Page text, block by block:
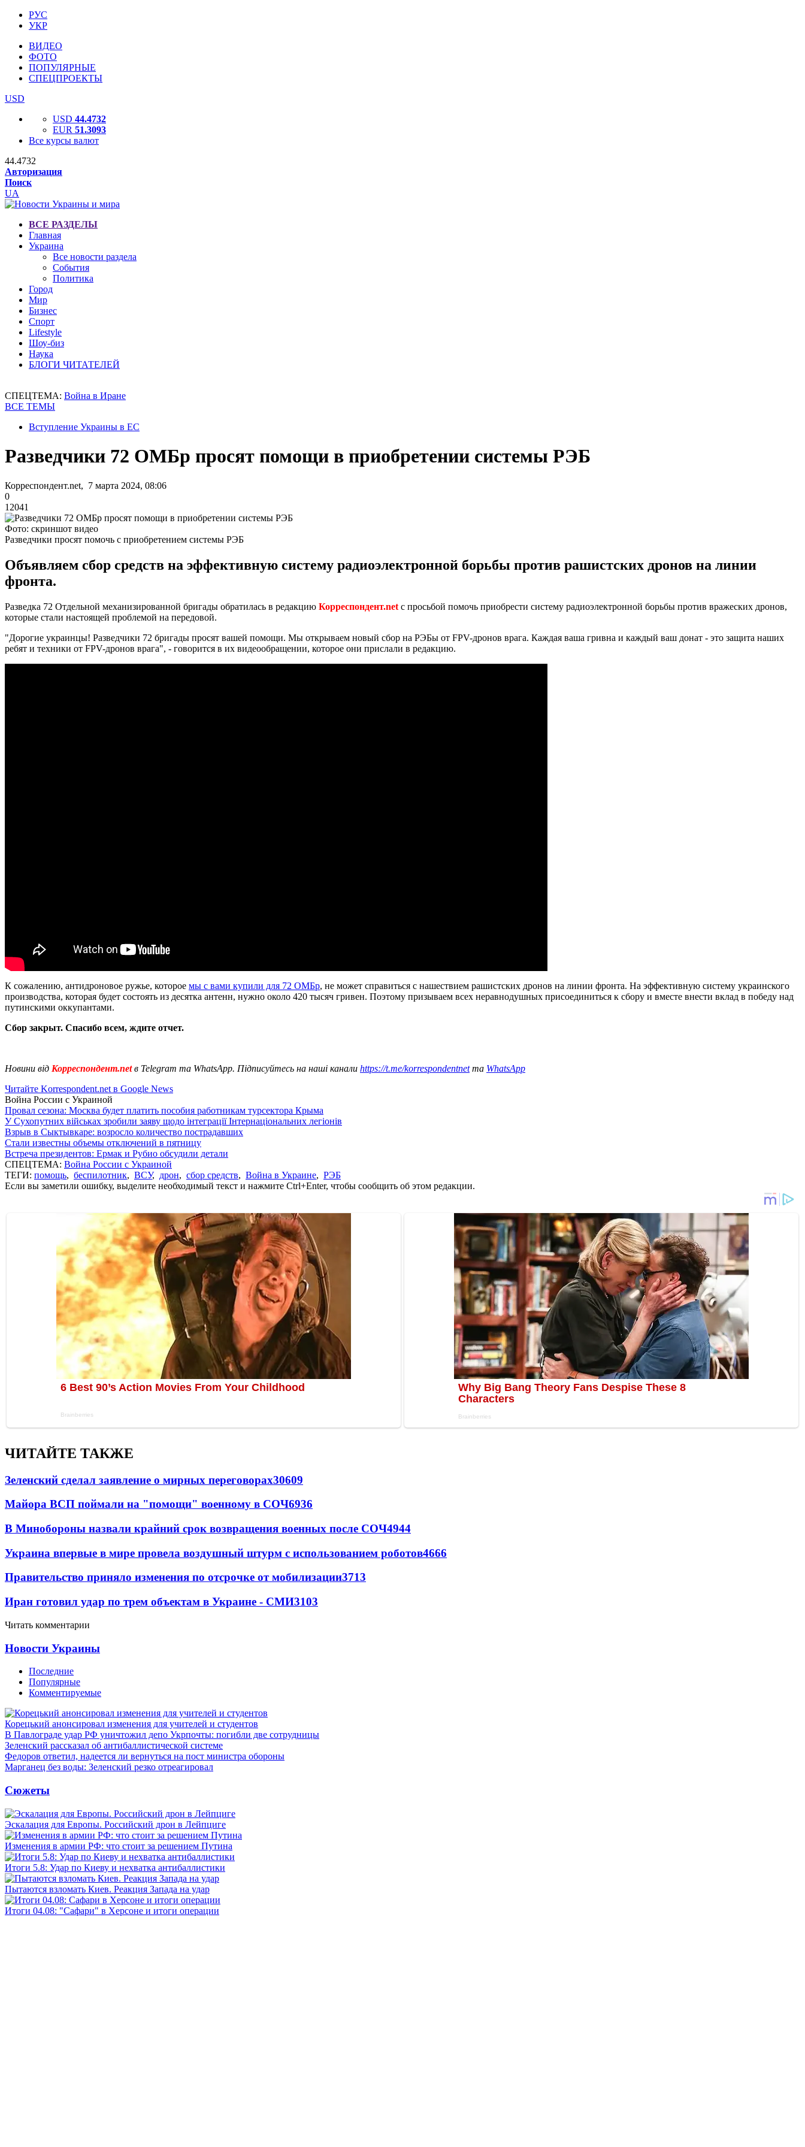
РУС
УКР
ВИДЕО
ФОТО
ПОПУЛЯРНЫЕ
СПЕЦПРОЕКТЫ
USD
USD 44.4732
EUR 51.3093
Все курсы валют
44.4732
Авторизация
Поиск
UA
ВСЕ РАЗДЕЛЫ
Главная
Украина
Все новости раздела
События
Политика
Город
Мир
Бизнес
Спорт
Lifestyle
Шоу-биз
Наука
БЛОГИ ЧИТАТЕЛЕЙ
СПЕЦТЕМА: Война в Иране
ВСЕ ТЕМЫ
Вступление Украины в ЕС
Разведчики 72 ОМБр просят помощи в приобретении системы РЭБ
Корреспондент.net, 7 марта 2024, 08:06
0
12041
Фото: скриншот видео
Разведчики просят помочь с приобретением системы РЭБ
Объявляем сбор средств на эффективную систему радиоэлектронной борьбы против рашистских дронов на линии
фронта.
Разведка 72 Отдельной механизированной бригады обратилась в редакцию Корреспондент.net с просьбой помочь приобрести систему радиоэлектронной борьбы против вражеских дронов,
которые стали настоящей проблемой на передовой.
"Дорогие украинцы! Разведчики 72 бригады просят вашей помощи. Мы открываем новый сбор на РЭБы от FPV-дронов врага. Каждая ваша гривна и каждый ваш донат - это защита наших
ребят и техники от FPV-дронов врага", - говорится в их видеообращении, которое они прислали в редакцию.
К сожалению, антидроновое ружье, которое мы с вами купили для 72 ОМБр, не может справиться с нашествием рашистских дронов на линии фронта. На эффективную систему украинского
производства, которая будет состоять из десятка антенн, нужно около 420 тысяч гривен. Поэтому призываем всех неравнодушных присоединиться к сбору и вместе внести вклад в победу над
путинскими оккупантами.
Сбор закрыт. Спасибо всем, ждите отчет.
Новини від Корреспондент.netв Telegram та WhatsApp. Підписуйтесь на наші канали https://t.me/korrespondentnetта WhatsApp
Читайте Korrespondent.net в Google News
Война России с Украиной
Провал сезона: Москва будет платить пособия работникам турсектора Крыма
У Сухопутних військах зробили заяву щодо інтеграції Інтернаціональних легіонів
Взрыв в Сыктывкаре: возросло количество пострадавших
Стали известны объемы отключений в пятницу
Встреча президентов: Ермак и Рубио обсудили детали
СПЕЦТЕМА: Война России с Украиной
ТЕГИ: помощь, беспилотник, ВСУ, дрон, сбор средств, Война в Украине, РЭБ
Если вы заметили ошибку, выделите необходимый текст и нажмите Ctrl+Enter, чтобы сообщить об этом редакции.
ЧИТАЙТЕ ТАКЖЕ
Зеленский сделал заявление о мирных переговорах30609
Майора ВСП поймали на "помощи" военному в СОЧ6936
В Минобороны назвали крайний срок возвращения военных после СОЧ4944
Украина впервые в мире провела воздушный штурм с использованием роботов4666
Правительство приняло изменения по отсрочке от мобилизации3713
Иран готовил удар по трем объектам в Украине - СМИ3103
Читать комментарии
Новости Украины
Последние
Популярные
Комментируемые
Корецький анонсировал изменения для учителей и студентов
В Павлограде удар РФ уничтожил депо Укрпочты: погибли две сотрудницы
Зеленский рассказал об антибаллистической системе
Федоров ответил, надеется ли вернуться на пост министра обороны
Марганец без воды: Зеленский резко отреагировал
Сюжеты
Эскалация для Европы. Российский дрон в Лейпциге
Изменения в армии РФ: что стоит за решением Путина
Итоги 5.8: Удар по Киеву и нехватка антибаллистики
Пытаются взломать Киев. Реакция Запада на удар
Итоги 04.08: "Сафари" в Херсоне и итоги операции